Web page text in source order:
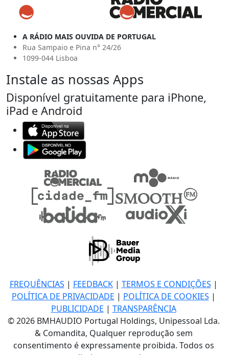
A RÁDIO MAIS OUVIDA DE PORTUGAL
Rua Sampaio e Pina n° 24/26
1099-044 Lisboa
Instale as nossas Apps
Disponível gratuitamente para iPhone,
iPad e Android
FREQUÊNCIAS | FEEDBACK| TERMOS E CONDIÇÕES |
POLÍTICA DE PRIVACIDADE | POLÍTICA DE COOKIES |
PUBLICIDADE | TRANSPARÊNCIA
© 2026 BMHAUDIO Portugal Holdings, Unipessoal Lda.
& Comandita, Qualquer reprodução sem
consentimento é expressamente proibida. Todos os